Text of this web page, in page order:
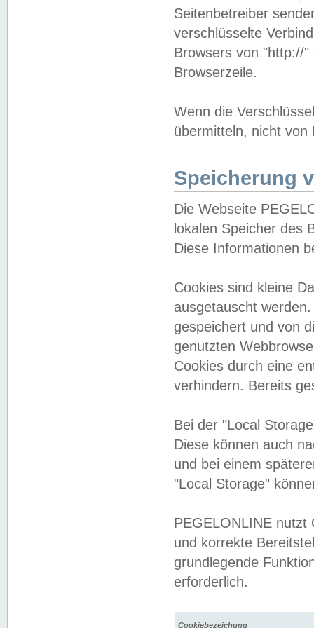
Seitenbetreiber
verschlüsselte
Browsers von "http://
Browserzeile.
Wenn die
übermitteln, nicht von
Speicherung
Die Webseite
lokalen Speicher des
Diese Informationen
Cookies sind kleine
ausgetauscht
gespeichert und von
genutzten
Cookies durch eine
verhindern. Bereits
Bei der "Local
Diese können auch
und bei einem
"Local Storage"
PEGELONLINE nutzt
und korrekte
grundlegende
erforderlich.
Cookiebezeichung